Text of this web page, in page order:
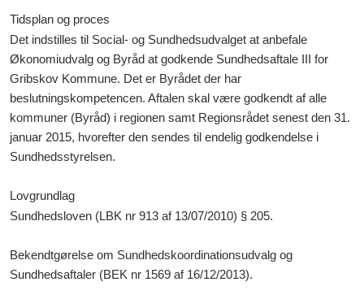
Tidsplan og proces
Det indstilles til Social- og Sundhedsudvalget at anbefale
Økonomiudvalg og Byråd at godkende Sundhedsaftale III for
Gribskov Kommune. Det er Byrådet der har
beslutningskompetencen. Aftalen skal være godkendt af alle
kommuner (Byråd) i regionen samt Regionsrådet senest den 31.
januar 2015, hvorefter den sendes til endelig godkendelse i
Sundhedsstyrelsen.
Lovgrundlag
Sundhedsloven (LBK nr 913 af 13/07/2010) § 205.
Bekendtgørelse om Sundhedskoordinationsudvalg og
Sundhedsaftaler (BEK nr 1569 af 16/12/2013).